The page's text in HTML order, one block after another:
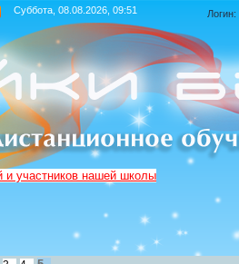
Суббота, 08.08.2026, 09:51 Логин:
и участников нашей школы